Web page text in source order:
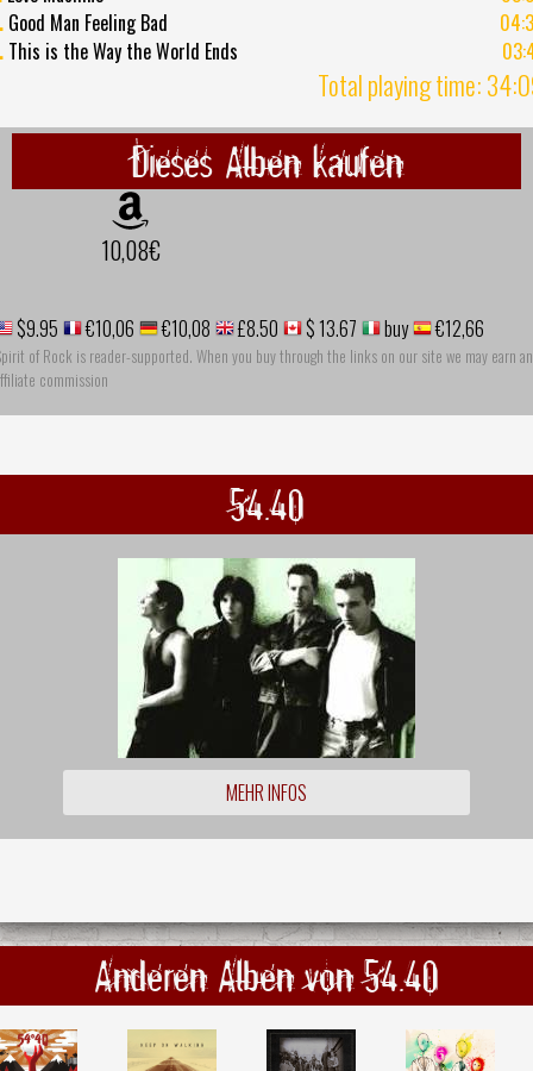
Good Man Feeling Bad
This is the Way the World Ends
Total playing time:
Dieses Alben kaufen
10,08€
$9.95 €10,06 €10,08 £8.50 $ 13.67 buy €12,66
of Rock is reader-supported. When you buy through the links on our site we may earn an
commission
54.40
MEHR INFOS
Anderen Alben von 54.40